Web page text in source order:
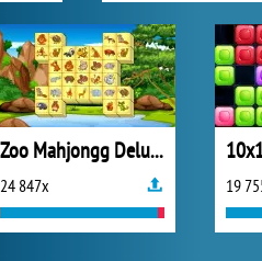
Zoo Mahjongg Deluxe
24 847x 19